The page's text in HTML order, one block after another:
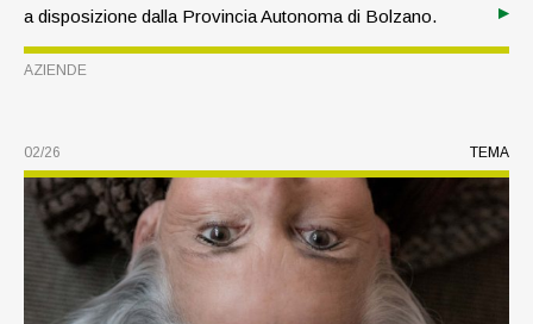
a disposizione dalla Provincia Autonoma di Bolzano.
L’obiettivo è duplice: rafforzare la competitività delle
aziende e favorire la tutela dell’ambiente.
AZIENDE
TEMA
02/26